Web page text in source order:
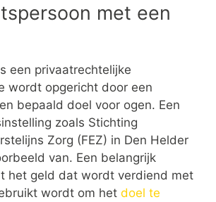
met een
een privaatrechtelijke
wordt opgericht door een
bepaald doel voor ogen. Een
zoals Stichting
Zorg (FEZ) in Den Helder
van. Een belangrijk
het geld dat wordt verdiend met
wordt om het doel te